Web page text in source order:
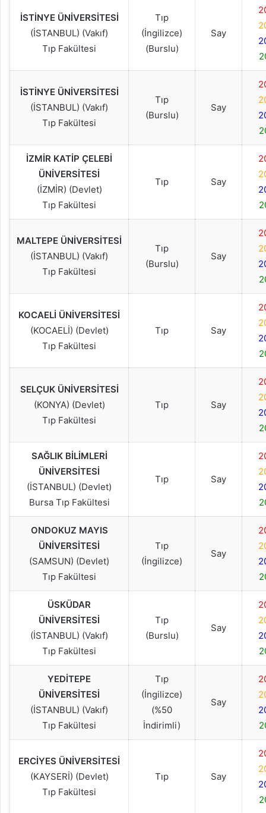
İSTİNYE ÜNİVERSİTESİ
(İSTANBUL) (Vakıf)
Tıp Fakültesi
Tıp
(İngilizce)
(Burslu)
Say
İSTİNYE ÜNİVERSİTESİ
(İSTANBUL) (Vakıf)
Tıp Fakültesi
Tıp
(Burslu)
Say
İZMİR KATİP ÇELEBİ
ÜNİVERSİTESİ
(İZMİR) (Devlet)
Tıp Fakültesi
Tıp Say
MALTEPE ÜNİVERSİTESİ
(İSTANBUL) (Vakıf)
Tıp Fakültesi
Tıp
(Burslu)
Say
KOCAELİ ÜNİVERSİTESİ
(KOCAELİ) (Devlet)
Tıp Fakültesi
Tıp Say
SELÇUK ÜNİVERSİTESİ
(KONYA) (Devlet)
Tıp Fakültesi
Tıp Say
SAĞLIK BİLİMLERİ
ÜNİVERSİTESİ
(İSTANBUL) (Devlet)
Bursa Tıp Fakültesi
Tıp Say
ONDOKUZ MAYIS
ÜNİVERSİTESİ
(SAMSUN) (Devlet)
Tıp Fakültesi
Tıp
(İngilizce)
Say
ÜSKÜDAR
ÜNİVERSİTESİ
(İSTANBUL) (Vakıf)
Tıp Fakültesi
Tıp
(Burslu)
Say
YEDİTEPE
ÜNİVERSİTESİ
(İSTANBUL) (Vakıf)
Tıp Fakültesi
Tıp
(İngilizce)
(%50
İndirimli)
Say
ERCİYES ÜNİVERSİTESİ
(KAYSERİ) (Devlet)
Tıp Fakültesi
Tıp Say